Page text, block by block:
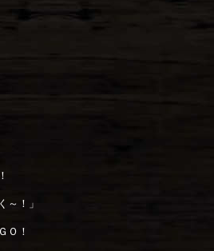
～！」
Ｏ！